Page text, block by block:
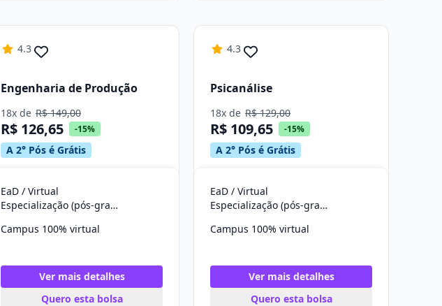
4.3
Engenharia de Produção
18x de R$ 149,00
R$ 126,65 -15%
A 2° Pós é Grátis
EaD / Virtual
Especialização (pós-graduação)
Campus 100% virtual
Ver mais detalhes
Quero esta bolsa
4.3
Psicanálise
18x de R$ 129,00
R$ 109,65 -15%
A 2° Pós é Grátis
EaD / Virtual
Especialização (pós-graduação)
Campus 100% virtual
Ver mais detalhes
Quero esta bolsa